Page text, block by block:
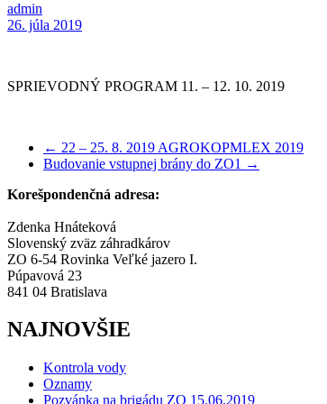
admin
26. júla 2019
SPRIEVODNÝ PROGRAM 11. – 12. 10. 2019
← 22 – 25. 8. 2019 AGROKOPMLEX 2019
Budovanie vstupnej brány do ZO1 →
Korešpondenčná adresa:
Zdenka Hnáteková
Slovenský zväz záhradkárov
ZO 6-54 Rovinka Veľké jazero I.
Púpavová 23
841 04 Bratislava
NAJNOVŠIE
Kontrola vody
Oznamy
Pozvánka na brigádu ZO 15.06.2019